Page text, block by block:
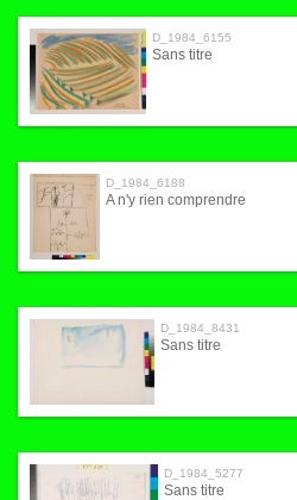
D_1984_6155
Sans titre
D_1984_6188
A n'y rien comprendre
D_1984_8431
Sans titre
D_1984_5277
Sans titre